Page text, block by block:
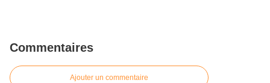
Commentaires
Ajouter un commentaire